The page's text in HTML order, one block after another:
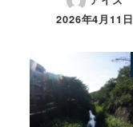
2026年4月11日